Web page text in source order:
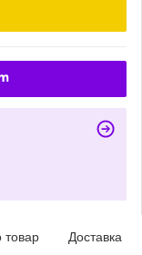
товар Доставка